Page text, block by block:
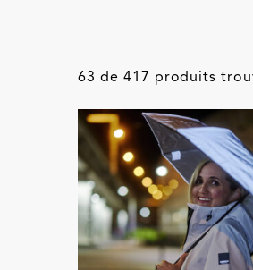
63 de 417 produits